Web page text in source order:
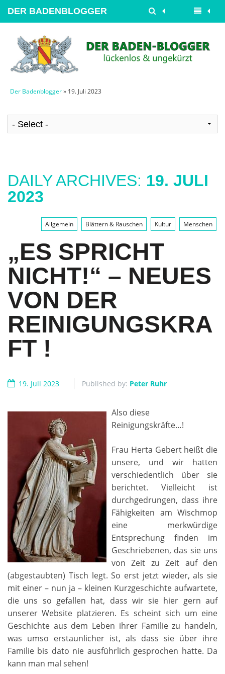
DER BADENBLOGGER
Der Badenblogger» 19. Juli 2023
DAILY ARCHIVES: 19. JULI
2023
Allgemein Blättern & Rauschen Kultur Menschen
„ES SPRICHT
NICHT!“ – NEUES
VON DER
REINIGUNGSKRA
FT !
19. Juli 2023 Published by: Peter Ruhr
Also diese
Reinigungskräfte…!
Frau Herta Gebert heißt die
unsere, und wir hatten
verschiedentlich über sie
berichtet. Vielleicht ist
durchgedrungen, dass ihre
Fähigkeiten am Wischmop
eine merkwürdige
Entsprechung finden im
Geschriebenen, das sie uns
von Zeit zu Zeit auf den
(abgestaubten) Tisch legt. So erst jetzt wieder, als sie
mit einer – nun ja – kleinen Kurzgeschichte aufwartete,
die uns so gefallen hat, dass wir sie hier gern auf
unserer Website platzieren. Es scheint sich um eine
Geschichte aus dem Leben ihrer Familie zu handeln,
was umso erstaunlicher ist, als dass sie über ihre
Familie bis dato nie ausführlich gesprochen hatte. Da
kann man mal sehen!